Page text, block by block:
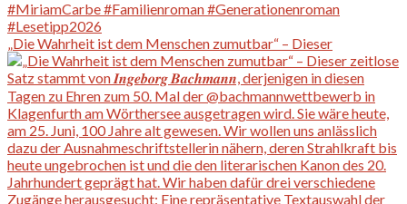
„Die Wahrheit ist dem Menschen zumutbar“ – Dieser